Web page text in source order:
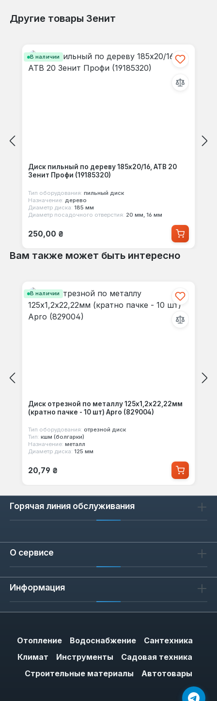
Другие товары Зенит
В наличии
Диск пильный по дереву 185x20/16, ATB 20
Зенит Профи (19185320)
Тип оборудования: пильный диск
Назначение: дерево
Диаметр диска: 185 мм
Диаметр посадочного отверстия: 20 мм, 16 мм
Обычная цена:
250,00 ₴
Вам также может быть интересно
В наличии
Диск отрезной по металлу 125х1,2х22,22мм
(кратно пачке - 10 шт) Apro (829004)
Тип оборудования: отрезной диск
Тип: кшм (болгарки)
Назначение: металл
Диаметр диска: 125 мм
Обычная цена:
20,79 ₴
Горячая линия обслуживания
О сервисе
Информация
Отопление Водоснабжение
Сантехника
Климат
Инструменты
Садовая техника
Строительные материалы
Автотовары